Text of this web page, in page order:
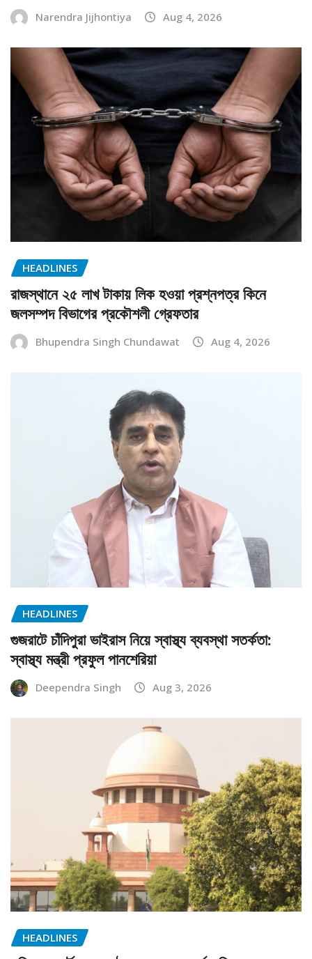
Narendra Jijhontiya Aug 4, 2026
HEADLINES
রাজস্থানে ২৫ লাখ টাকায় লিক হওয়া প্রশ্নপত্র কিনে
জলসম্পদ বিভাগের প্রকৌশলী গ্রেফতার
Bhupendra Singh Chundawat Aug 4, 2026
HEADLINES
গুজরাটে চাঁদিপুরা ভাইরাস নিয়ে স্বাস্থ্য ব্যবস্থা সতর্কতা:
স্বাস্থ্য মন্ত্রী প্রফুল পানশেরিয়া
Deependra Singh Aug 3, 2026
HEADLINES